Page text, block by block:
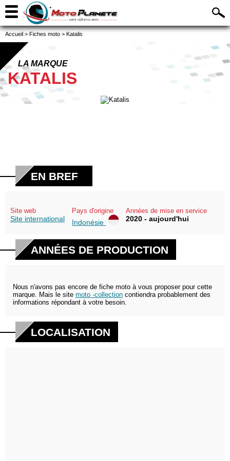
Accueil > Fiches moto > Katalis
LA MARQUE
KATALIS
EN BREF
Site web
Site international
Pays d'origine
Indonésie
Années de mise en service
2020 - aujourd'hui
ANNÉES DE PRODUCTION
Nous n'avons pas encore de fiche moto à vous proposer pour cette
marque. Mais le site moto -collection contiendra probablement des
informations répondant à votre besoin.
LOCALISATION